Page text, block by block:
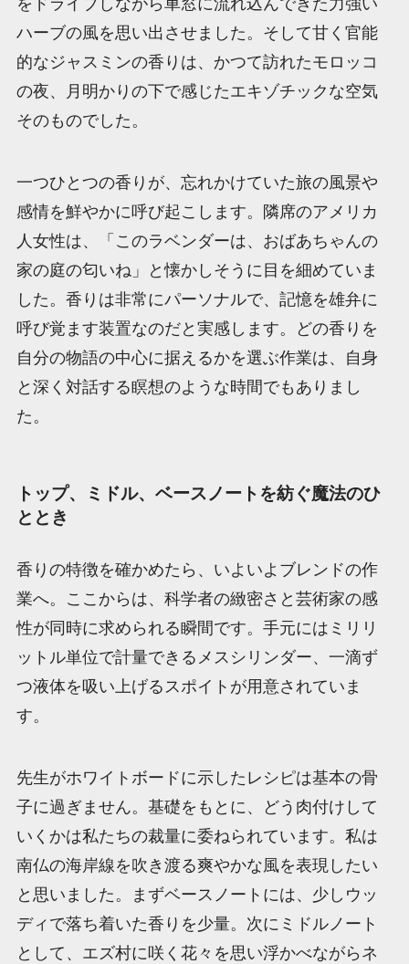
ハーブの風を思い出させました。そして甘く官能
的なジャスミンの香りは、かつて訪れたモロッコ
の夜、月明かりの下で感じたエキゾチックな空気
そのものでした。
一つひとつの香りが、忘れかけていた旅の風景や
感情を鮮やかに呼び起こします。隣席のアメリカ
人女性は、「このラベンダーは、おばあちゃんの
家の庭の匂いね」と懐かしそうに目を細めていま
した。香りは非常にパーソナルで、記憶を雄弁に
呼び覚ます装置なのだと実感します。どの香りを
自分の物語の中心に据えるかを選ぶ作業は、自身
と深く対話する瞑想のような時間でもありまし
た。
トップ、ミドル、ベースノートを紡ぐ魔法のひ
ととき
香りの特徴を確かめたら、いよいよブレンドの作
業へ。ここからは、科学者の緻密さと芸術家の感
性が同時に求められる瞬間です。手元にはミリリ
ットル単位で計量できるメスシリンダー、一滴ず
つ液体を吸い上げるスポイトが用意されていま
す。
先生がホワイトボードに示したレシピは基本の骨
子に過ぎません。基礎をもとに、どう肉付けして
いくかは私たちの裁量に委ねられています。私は
南仏の海岸線を吹き渡る爽やかな風を表現したい
と思いました。まずベースノートには、少しウッ
ディで落ち着いた香りを少量。次にミドルノート
として、エズ村に咲く花々を思い浮かべながらネ